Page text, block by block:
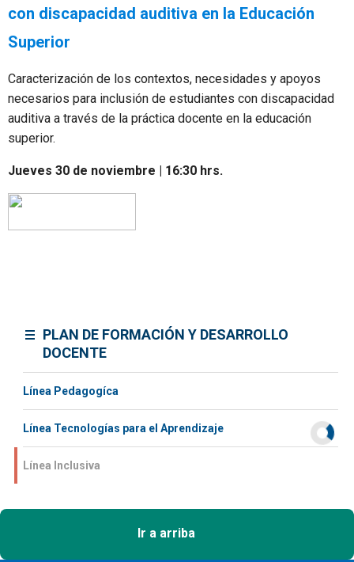
con discapacidad auditiva en la Educación
Superior
Caracterización de los contextos, necesidades y apoyos
necesarios para inclusión de estudiantes con discapacidad
auditiva a través de la práctica docente en la educación
superior.
Jueves 30 de noviembre | 16:30 hrs.
PLAN DE FORMACIÓN Y DESARROLLO
DOCENTE
Línea Pedagogíca
Línea Tecnologías para el Aprendizaje
Línea Inclusiva
Ir a arriba